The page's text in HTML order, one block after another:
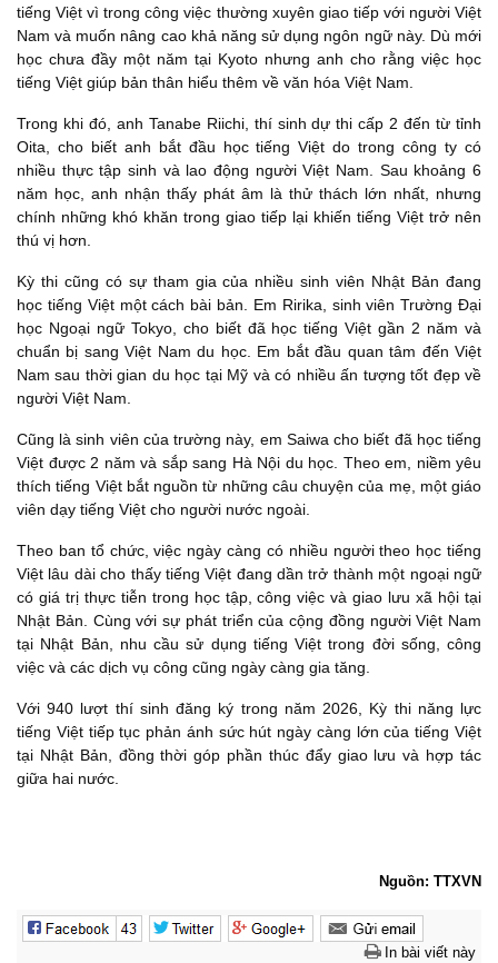
tiếng Việt vì trong công việc thường xuyên giao tiếp với người Việt
Nam và muốn nâng cao khả năng sử dụng ngôn ngữ này. Dù mới
học chưa đầy một năm tại Kyoto nhưng anh cho rằng việc học
tiếng Việt giúp bản thân hiểu thêm về văn hóa Việt Nam.
Trong khi đó, anh Tanabe Riichi, thí sinh dự thi cấp 2 đến từ tỉnh
Oita, cho biết anh bắt đầu học tiếng Việt do trong công ty có
nhiều thực tập sinh và lao động người Việt Nam. Sau khoảng 6
năm học, anh nhận thấy phát âm là thử thách lớn nhất, nhưng
chính những khó khăn trong giao tiếp lại khiến tiếng Việt trở nên
thú vị hơn.
Kỳ thi cũng có sự tham gia của nhiều sinh viên Nhật Bản đang
học tiếng Việt một cách bài bản. Em Ririka, sinh viên Trường Đại
học Ngoại ngữ Tokyo, cho biết đã học tiếng Việt gần 2 năm và
chuẩn bị sang Việt Nam du học. Em bắt đầu quan tâm đến Việt
Nam sau thời gian du học tại Mỹ và có nhiều ấn tượng tốt đẹp về
người Việt Nam.
Cũng là sinh viên của trường này, em Saiwa cho biết đã học tiếng
Việt được 2 năm và sắp sang Hà Nội du học. Theo em, niềm yêu
thích tiếng Việt bắt nguồn từ những câu chuyện của mẹ, một giáo
viên dạy tiếng Việt cho người nước ngoài.
Theo ban tổ chức, việc ngày càng có nhiều người theo học tiếng
Việt lâu dài cho thấy tiếng Việt đang dần trở thành một ngoại ngữ
có giá trị thực tiễn trong học tập, công việc và giao lưu xã hội tại
Nhật Bản. Cùng với sự phát triển của cộng đồng người Việt Nam
tại Nhật Bản, nhu cầu sử dụng tiếng Việt trong đời sống, công
việc và các dịch vụ công cũng ngày càng gia tăng.
Với 940 lượt thí sinh đăng ký trong năm 2026, Kỳ thi năng lực
tiếng Việt tiếp tục phản ánh sức hút ngày càng lớn của tiếng Việt
tại Nhật Bản, đồng thời góp phần thúc đẩy giao lưu và hợp tác
giữa hai nước.
Nguồn: TTXVN
In bài viết này